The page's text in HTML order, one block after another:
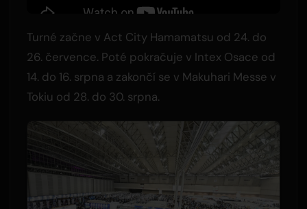
Turné začne v Act City Hamamatsu od 24. do
26. července. Poté pokračuje v Intex Osace od
14. do 16. srpna a zakončí se v Makuhari Messe v
Tokiu od 28. do 30. srpna.